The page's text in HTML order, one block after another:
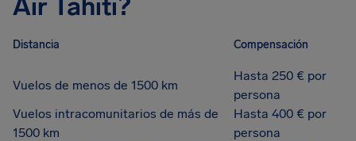
Air Tahiti?
Distancia Compensación
Vuelos de menos de 1500 km
Hasta 250 € por
persona
Vuelos intracomunitarios de más de
1500 km
Hasta 400 € por
persona